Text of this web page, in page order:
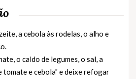
a cebola às rodelas, o alho e
o caldo de legumes, o sal, a
tomate e cebola" e deixe refogar